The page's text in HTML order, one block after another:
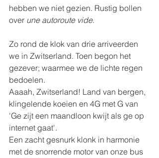
hebben we niet gezien. Rustig bollen
over une autoroute vide.
Zo rond de klok van drie arriveerden
we in Zwitserland. Toen begon het
gezever; waarmee we de lichte regen
bedoelen.
Aaaah, Zwitserland! Land van bergen,
klingelende koeien en 4G met G van
'Ge zijt een maandloon kwijt als ge op
internet gaat'.
Een zacht gesnurk klonk in harmonie
met de snorrende motor van onze bus